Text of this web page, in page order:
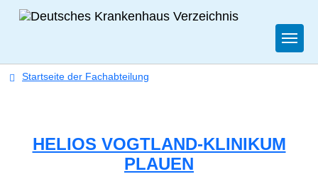
Startseite der Fachabteilung
HELIOS VOGTLAND-KLINIKUM
PLAUEN